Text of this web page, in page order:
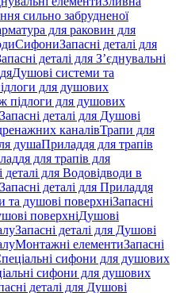
сильно забрудненої
для раковин для
СифониЗапасні деталі для
деталі для З’єднувальні
Душові системи та
для душових
підлоги для душових
Запасні деталі для Душові
каналівТрапи для
душаПриладдя для трапів
для трапів для
деталі для Водовідводи в
Запасні деталі для Приладдя
та душові поверхніЗапасні
поверхніДушові
Запасні деталі для Душові
Монтажні елементиЗапасні
сифони для душових
сифони для душових
деталі для Душові